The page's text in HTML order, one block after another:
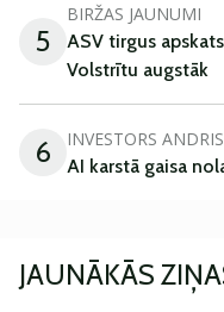
5
BIRŽAS JAUNUMI
ASV tirgus
Volstrītu augstāk
6 INVESTORS ANDRIS
AI karstā gaisa
JAUNĀKĀS